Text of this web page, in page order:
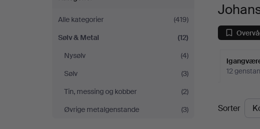
&
Metal
hos
Auktionshuset
Thelin
Alle kategorier
(419)
Sølv & Metal
(12)
Nysølv
(4)
Sølv
(3)
Tin, messing og kobber
(2)
Øvrige metalgenstande
(3)
12
Sorter